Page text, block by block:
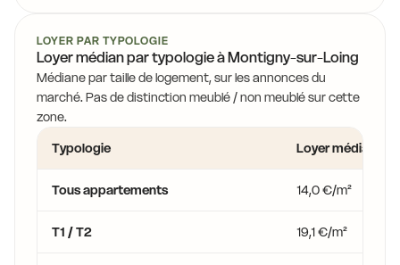
LOYER PAR TYPOLOGIE
Loyer médian par typologie à Montigny-sur-Loing
Médiane par taille de logement, sur les annonces du
marché. Pas de distinction meublé / non meublé sur cette
zone.
Typologie
Loyer médian
Tous appartements 14,0 €/m²
T1 / T2 19,1 €/m²